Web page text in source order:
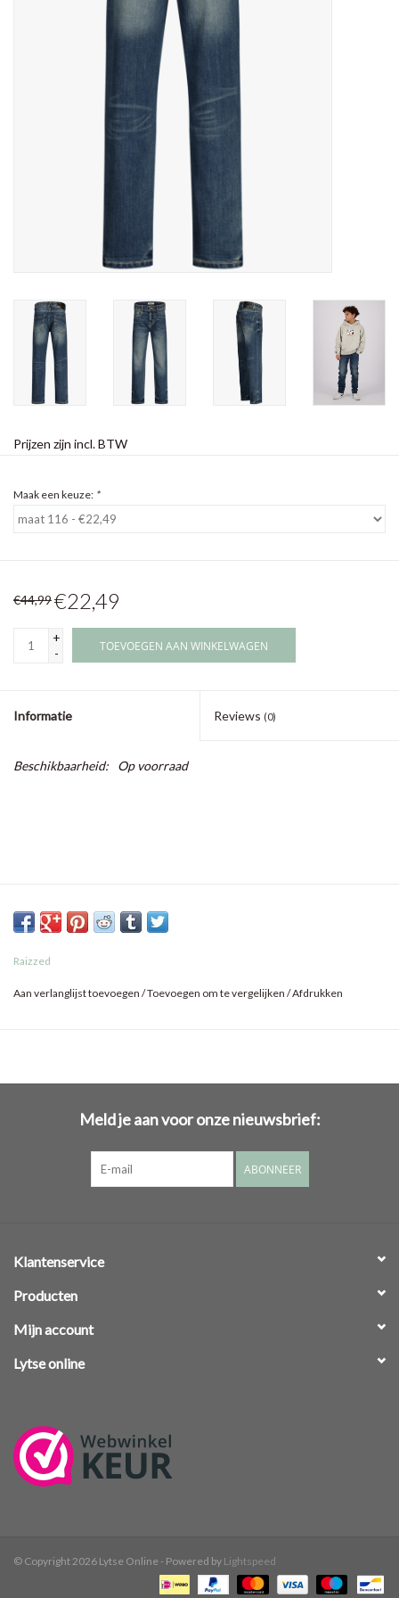
Prijzen zijn incl. BTW
Maak een keuze: *
€44,99€22,49
+
-
TOEVOEGEN AAN WINKELWAGEN
Informatie Reviews (0)
Beschikbaarheid: Op voorraad
Raizzed
Aan verlanglijst toevoegen /Toevoegen om te vergelijken /Afdrukken
Meld je aan voor onze nieuwsbrief:
ABONNEER
Klantenservice
Producten
Mijn account
Lytse online
© Copyright 2026 Lytse Online - Powered by Lightspeed